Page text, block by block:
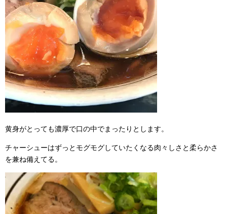
黄身がとっても濃厚で口の中でまったりとします。
チャーシューはずっとモグモグしていたくなる肉々しさと柔らかさ
を兼ね備えてる。